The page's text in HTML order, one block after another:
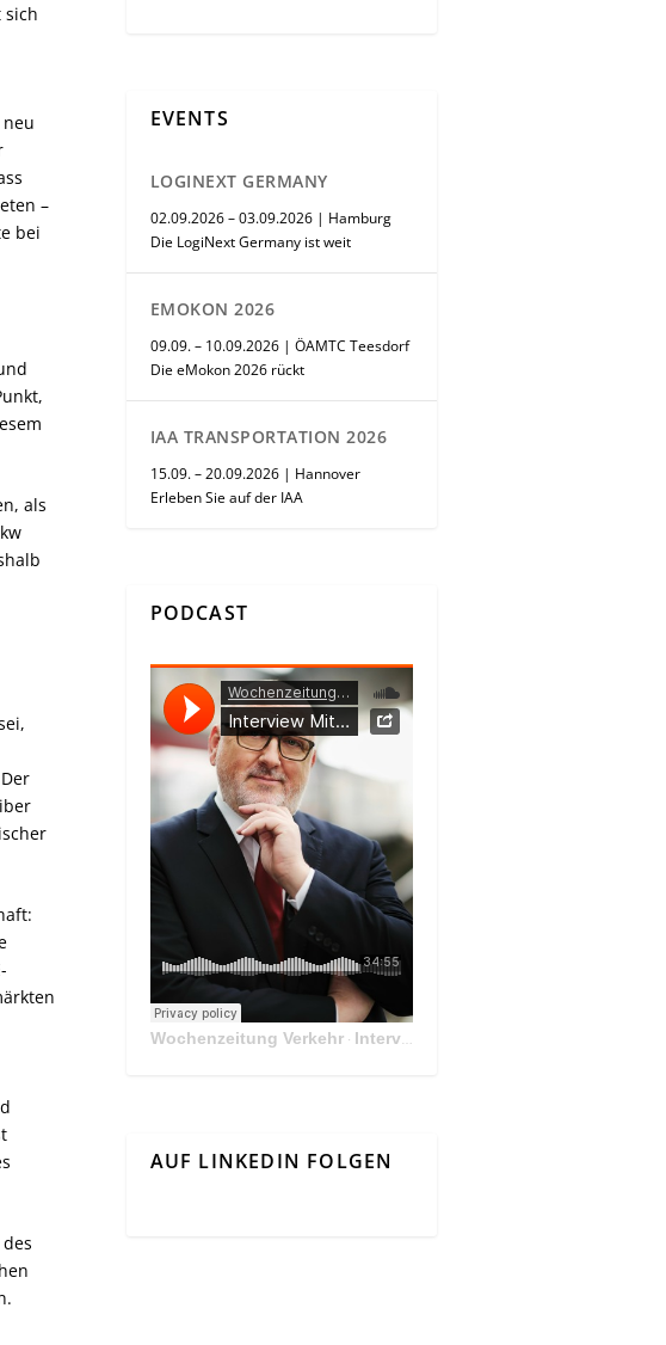
sich
–
bei
als
EVENTS
LOGINEXT GERMANY
02.09.2026 – 03.09.2026 | Hamburg
Die LogiNext Germany ist weit
EMOKON 2026
09.09. – 10.09.2026 | ÖAMTC Teesdorf
Die eMokon 2026 rückt
IAA TRANSPORTATION 2026
15.09. – 20.09.2026 | Hannover
Erleben Sie auf der IAA
PODCAST
Wochenzeitung Verkehr· Interview Mit Andreas Matthä, CEO der ÖBB Holding
AUF LINKEDIN FOLGEN